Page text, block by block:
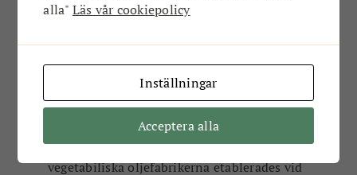
I området finns också lummiga skogs- och grönytor.
Från lokal industri till global verksamhet
Historien bakom fabriksområdet sträcker sig
tillbaka till slutet av 1800-talet då de första
vegetabiliska oljefabrikerna etablerades vid
alla" Läs vår cookiepolicy
Inställningar
Acceptera alla